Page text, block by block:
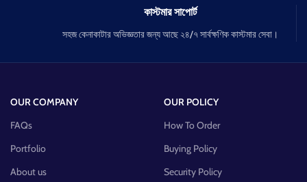
কাস্টমার সাপোর্ট
সহজ কেনাকাটার অভিজ্ঞতার জন্য আছে ২৪/৭ সার্বক্ষণিক কাস্টমার সেবা।
OUR COMPANY
FAQs
Portfolio
About us
OUR POLICY
How To Order
Buying Policy
Security Policy